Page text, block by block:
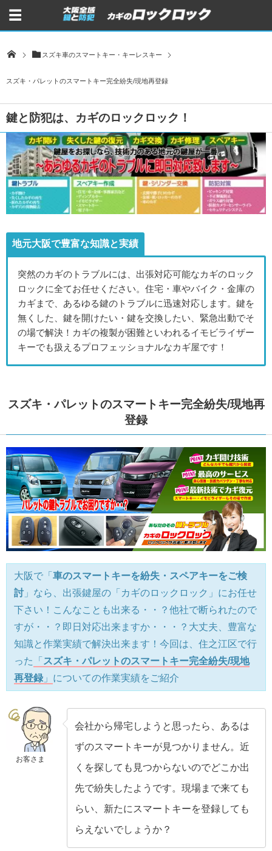
スズキ車のスマートキー・キーレスキー
スズキ・パレットのスマートキー完全紛失/現地再登録
鍵と防犯は、カギのロックロック！
地元大阪で豊富な知識と実績
突然のカギのトラブルには、出張対応可能なカギのロック
ロックに全てお任せください。住宅・車やバイク・金庫の
カギまで、あるゆる鍵のトラブルに迅速対応します。鍵を
無くした、鍵を開けたい・鍵を交換したい、緊急出動でそ
の場で解決！カギの複製が困難といわれるイモビライザー
キーでも扱えるプロフェッショナルなカギ屋です！
スズキ・パレットのスマートキー完全紛失/現地再
登録
大阪で「 車のスマートキーを紛失・スペアキーをご検
討 」なら、出張鍵屋の「カギのロックロック」にお任せ
下さい！こんなことも出来る・・？他社で断られたので
すが・・？即日対応出来ますか・・・？大丈夫、豊富な
知識と作業実績で解決出来ます！今回は、住之江区で行
った
「 スズキ・パレットのスマートキー完全紛失/現地
再登録 」 についての作業実績をご紹介
お客さま
会社から帰宅しようと思ったら、あるは
ずのスマートキーが見つかりません。近
くを探しても見つからないのでどこか出
先で紛失したようです。現場まで来ても
らい、新たにスマートキーを登録しても
らえないでしょうか？